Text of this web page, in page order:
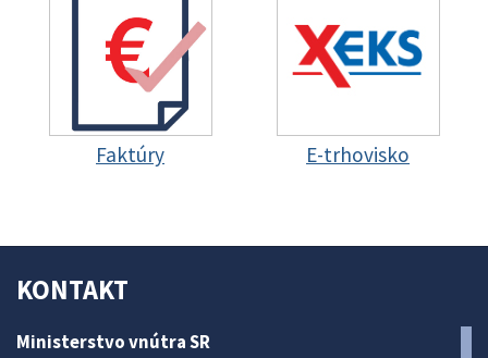
Faktúry E-trhovisko
KONTAKT
Ministerstvo vnútra SR